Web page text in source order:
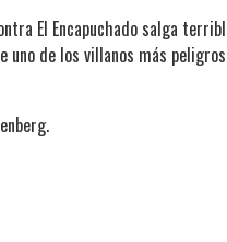
El Encapuchado salga
de los villanos más